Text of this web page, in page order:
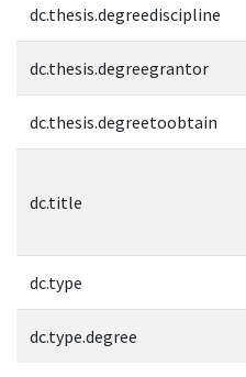
dc.thesis.degreediscipline
dc.thesis.degreegrantor
dc.thesis.degreetoobtain
dc.title
dc.type
dc.type.degree